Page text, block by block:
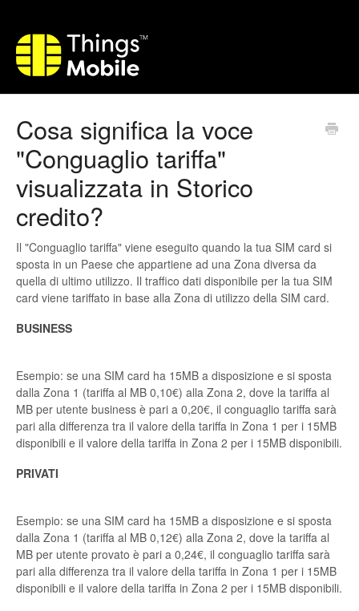
Cosa significa la voce
"Conguaglio tariffa"
visualizzata in Storico
credito?
Il "Conguaglio tariffa" viene eseguito quando la tua SIM card si
sposta in un Paese che appartiene ad una Zona diversa da
quella di ultimo utilizzo. Il traffico dati disponibile per la tua SIM
card viene tariffato in base alla Zona di utilizzo della SIM card.
BUSINESS
Esempio: se una SIM card ha 15MB a disposizione e si sposta
dalla Zona 1 (tariffa al MB 0,10€) alla Zona 2, dove la tariffa al
MB per utente business è pari a 0,20€, il conguaglio tariffa sarà
pari alla differenza tra il valore della tariffa in Zona 1 per i 15MB
disponibili e il valore della tariffa in Zona 2 per i 15MB disponibili.
PRIVATI
Esempio: se una SIM card ha 15MB a disposizione e si sposta
dalla Zona 1 (tariffa al MB 0,12€) alla Zona 2, dove la tariffa al
MB per utente provato è pari a 0,24€, il conguaglio tariffa sarà
pari alla differenza tra il valore della tariffa in Zona 1 per i 15MB
disponibili e il valore della tariffa in Zona 2 per i 15MB disponibili.